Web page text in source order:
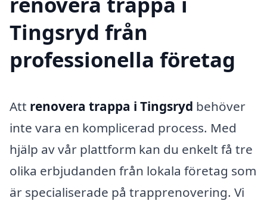
Tingsryd från
professionella företag
Att renovera trappa i Tingsryd behöver
inte vara en komplicerad process. Med
hjälp av vår plattform kan du enkelt få tre
olika erbjudanden från lokala företag som
är specialiserade på trapprenovering. Vi